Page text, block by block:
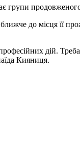
групи
до місця її
дій.
Кияниця.